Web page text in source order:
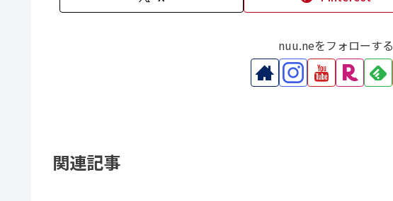
nuu.neをフォローする
関連記事